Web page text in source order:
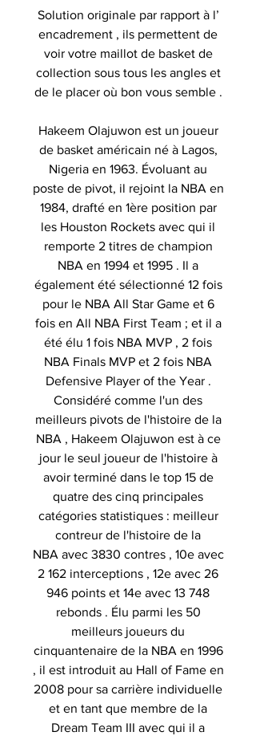
Solution originale par rapport à l’
encadrement , ils permettent de
voir votre maillot de basket de
collection sous tous les angles et
de le placer où bon vous semble .
Hakeem Olajuwon est un joueur
de basket américain né à Lagos,
Nigeria en 1963. Évoluant au
poste de pivot, il rejoint la NBA en
1984, drafté en 1ère position par
les Houston Rockets avec qui il
remporte 2 titres de champion
NBA en 1994 et 1995 . Il a
également été sélectionné 12 fois
pour le NBA All Star Game et 6
fois en All NBA First Team ; et il a
été élu 1 fois NBA MVP , 2 fois
NBA Finals MVP et 2 fois NBA
Defensive Player of the Year .
Considéré comme l'un des
meilleurs pivots de l'histoire de la
NBA , Hakeem Olajuwon est à ce
jour le seul joueur de l'histoire à
avoir terminé dans le top 15 de
quatre des cinq principales
catégories statistiques : meilleur
contreur de l'histoire de la
NBA avec 3830 contres , 10e avec
2 162 interceptions , 12e avec 26
946 points et 14e avec 13 748
rebonds . Élu parmi les 50
meilleurs joueurs du
cinquantenaire de la NBA en 1996
, il est introduit au Hall of Fame en
2008 pour sa carrière individuelle
et en tant que membre de la
Dream Team III avec qui il a